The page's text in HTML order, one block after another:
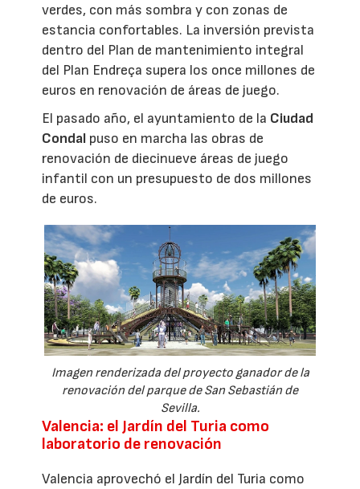
verdes, con más sombra y con zonas de
estancia confortables. La inversión prevista
dentro del Plan de mantenimiento integral
del Plan Endreça supera los once millones de
euros en renovación de áreas de juego.
El pasado año, el ayuntamiento de la Ciudad
Condal puso en marcha las obras de
renovación de diecinueve áreas de juego
infantil con un presupuesto de dos millones
de euros.
Imagen renderizada del proyecto ganador de la
renovación del parque de San Sebastián de
Sevilla.
Valencia: el Jardín del Turia como
laboratorio de renovación
Valencia aprovechó el Jardín del Turia como